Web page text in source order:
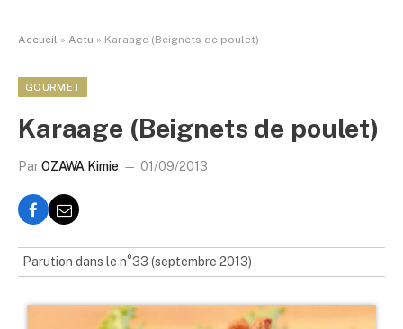
Accueil » Actu » Karaage (Beignets de poulet)
GOURMET
Karaage (Beignets de poulet)
ParOZAWA Kimie 01/09/2013
Parution dans le n°33 (septembre 2013)